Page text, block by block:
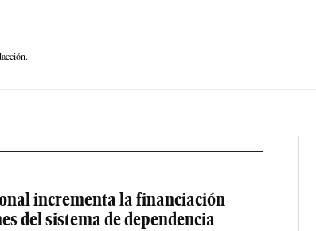
incrementa la financiación
del sistema de dependencia